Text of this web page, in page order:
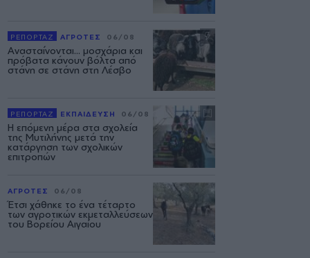
ΡΕΠΟΡΤΑΖ ΑΓΡΟΤΕΣ 06/08
Ανασταίνονται... μοσχάρια και
πρόβατα κάνουν βόλτα από
στάνη σε στάνη στη Λέσβο
ΡΕΠΟΡΤΑΖ ΕΚΠΑΙΔΕΥΣΗ 06/08
Η επόμενη μέρα στα σχολεία
της Μυτιλήνης μετά την
κατάργηση των σχολικών
επιτροπών
ΑΓΡΟΤΕΣ 06/08
Έτσι χάθηκε το ένα τέταρτο
των αγροτικών εκμεταλλεύσεων
του Βορείου Αιγαίου